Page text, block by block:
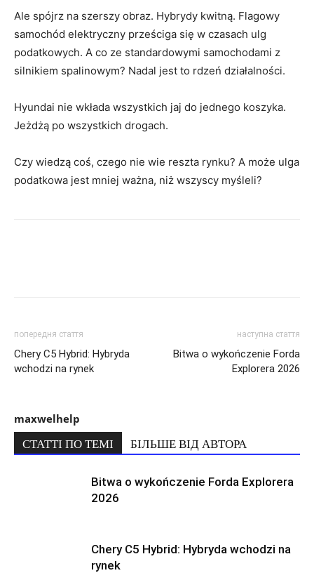
Ale spójrz na szerszy obraz. Hybrydy kwitną. Flagowy
samochód elektryczny prześciga się w czasach ulg
podatkowych. A co ze standardowymi samochodami z
silnikiem spalinowym? Nadal jest to rdzeń działalności.
Hyundai nie wkłada wszystkich jaj do jednego koszyka.
Jeżdżą po wszystkich drogach.
Czy wiedzą coś, czego nie wie reszta rynku? A może ulga
podatkowa jest mniej ważna, niż wszyscy myśleli?
попередня стаття
Chery C5 Hybrid: Hybryda
wchodzi na rynek
наступна стаття
Bitwa o wykończenie Forda
Explorera 2026
maxwelhelp
СТАТТІ ПО ТЕМІ БІЛЬШЕ ВІД АВТОРА
Bitwa o wykończenie Forda Explorera
2026
Chery C5 Hybrid: Hybryda wchodzi na
rynek